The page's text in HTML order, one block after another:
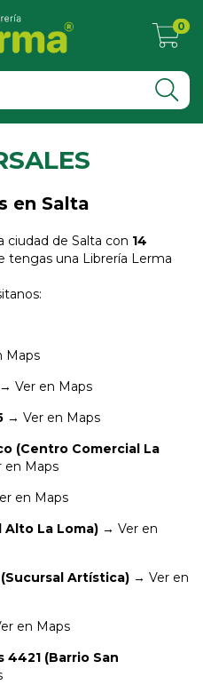
0
en Salta
ciudad de Salta con 14
tengas una Librería Lerma
Maps
→ Ver en Maps
→ Ver en Maps
(Centro Comercial La
en Maps
en Maps
Alto La Loma) → Ver en
(Sucursal Artística) → Ver en
en Maps
4421 (Barrio San